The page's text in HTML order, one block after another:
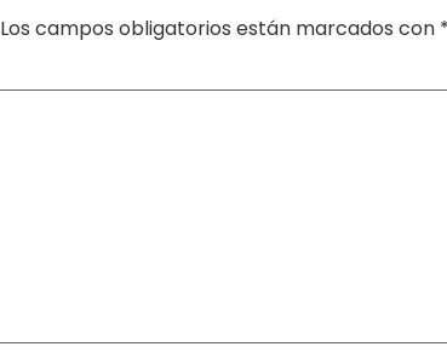
Los campos obligatorios están marcados con